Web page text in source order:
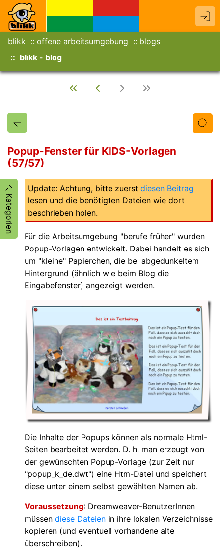
blikk offene arbeitsumgebung
blogs
blikk - blog
Popup-Fenster für KIDS-Vorlagen
(57/57)
Kategorien
Update: Achtung, bitte zuerst diesen Beitrag
lesen und die benötigten Dateien wie dort
beschrieben holen.
Für die Arbeitsumgebung "berufe früher" wurden
Popup-Vorlagen entwickelt. Dabei handelt es sich
um "kleine" Papierchen, die bei abgedunkeltem
Hintergrund (ähnlich wie beim Blog die
Eingabefenster) angezeigt werden.
Die Inhalte der Popups können als normale Html-
Seiten bearbeitet werden. D. h. man erzeugt von
der gewünschten Popup-Vorlage (zur Zeit nur
"popup_k_de.dwt") eine Htm-Datei und speichert
diese unter einem selbst gewählten Namen ab.
Voraussetzung: Dreamweaver-BenutzerInnen
müssen diese Dateien in ihre lokalen Verzeichnisse
kopieren (und eventuell vorhandene alte
überschreiben).